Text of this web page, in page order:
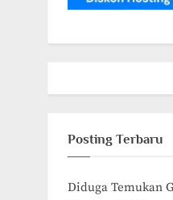
Posting Terbaru
Diduga Temukan